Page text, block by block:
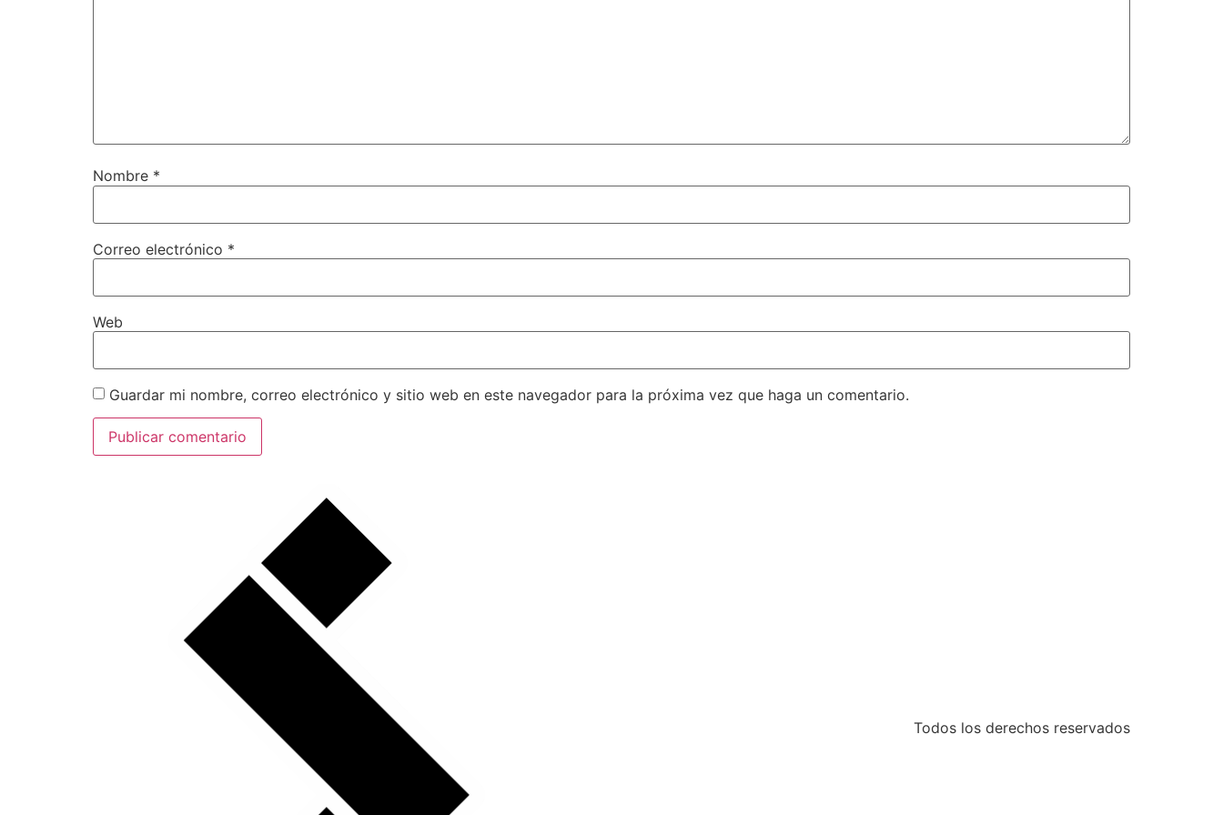
Nombre *
Correo electrónico *
Web
Guardar mi nombre, correo electrónico y sitio web en este navegador para la próxima vez que haga un comentario.
Todos los derechos reservados